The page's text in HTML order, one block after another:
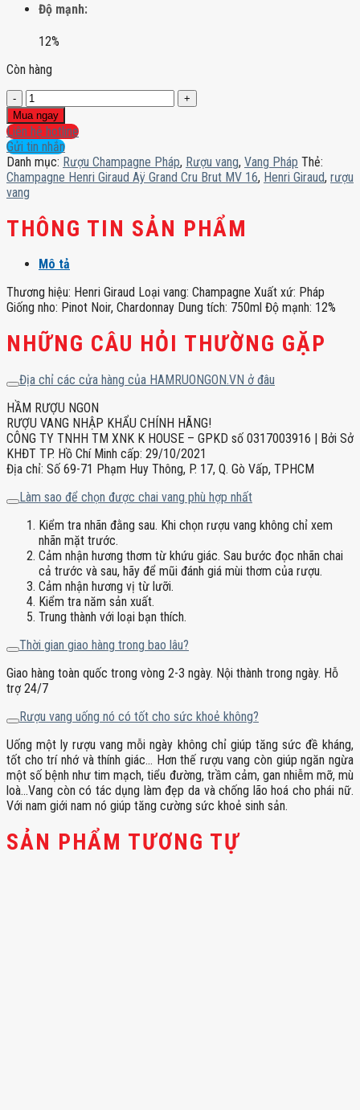
Độ mạnh:
12%
Còn hàng
Champagne
Henri
Giraud
Aÿ
Grand
Cru
Brut
MV
16
số
Mua ngay
Liên hệ hotline
Gửi tin nhắn
Danh mục: Rượu Champagne Pháp, Rượu vang, Vang Pháp Thẻ:
Champagne Henri Giraud Aÿ Grand Cru Brut MV 16, Henri Giraud, rượu
vang
THÔNG TIN SẢN PHẨM
Mô tả
Thương hiệu: Henri Giraud Loại vang: Champagne Xuất xứ: Pháp
Giống nho: Pinot Noir, Chardonnay Dung tích: 750ml Độ mạnh: 12%
NHỮNG CÂU HỎI THƯỜNG GẶP
Địa chỉ các cửa hàng của HAMRUONGON.VN ở đâu
HẦM RƯỢU NGON
RƯỢU VANG NHẬP KHẨU CHÍNH HÃNG!
CÔNG TY TNHH TM XNK K HOUSE – GPKD số 0317003916 | Bởi Sở
KHĐT TP. Hồ Chí Minh cấp: 29/10/2021
Địa chỉ: Số 69-71 Phạm Huy Thông, P. 17, Q. Gò Vấp, TPHCM
Làm sao để chọn được chai vang phù hợp nhất
Kiểm tra nhãn đằng sau. Khi chọn rượu vang không chỉ xem
nhãn mặt trước.
Cảm nhận hương thơm từ khứu giác. Sau bước đọc nhãn chai
cả trước và sau, hãy để mũi đánh giá mùi thơm của rượu.
Cảm nhận hương vị từ lưỡi.
Kiểm tra năm sản xuất.
Trung thành với loại bạn thích.
Thời gian giao hàng trong bao lâu?
Giao hàng toàn quốc trong vòng 2-3 ngày. Nội thành trong ngày. Hỗ
trợ 24/7
Rượu vang uống nó có tốt cho sức khoẻ không?
Uống một ly rượu vang mỗi ngày không chỉ giúp tăng sức đề kháng,
tốt cho trí nhớ và thính giác… Hơn thế rượu vang còn giúp ngăn ngừa
một số bệnh như tim mạch, tiểu đường, trầm cảm, gan nhiễm mỡ, mù
loà…Vang còn có tác dụng làm đẹp da và chống lão hoá cho phái nữ.
Với nam giới nam nó giúp tăng cường sức khoẻ sinh sản.
SẢN PHẨM TƯƠNG TỰ